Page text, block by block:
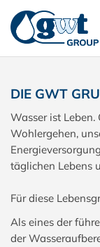
DIE GWT
Wasser ist
Wohlergehen,
täglichen Lebens
Für diese
Als eines der
der